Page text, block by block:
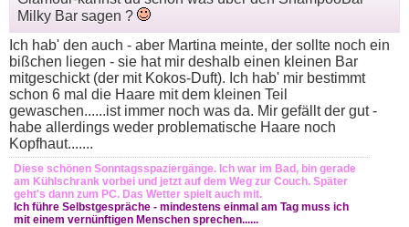
Milky Bar sagen ?
Ich hab' den auch - aber Martina meinte, der sollte noch ein
bißchen liegen - sie hat mir deshalb einen kleinen Bar
mitgeschickt (der mit Kokos-Duft). Ich hab' mir bestimmt
schon 6 mal die Haare mit dem kleinen Teil
gewaschen......ist immer noch was da. Mir gefällt der gut -
habe allerdings weder problematische Haare noch
Kopfhaut.......
Diese schönen Sonntagsspaziergänge. Ich war im Bad, bin gerade
am Kühlschrank vorbei und jetzt auf dem Weg zur Couch. Später
geht's dann zum PC. Das Wetter spielt auch mit.
Ich führe Selbstgespräche - mindestens einmal am Tag muss ich
mit einem vernünftigen Menschen sprechen......